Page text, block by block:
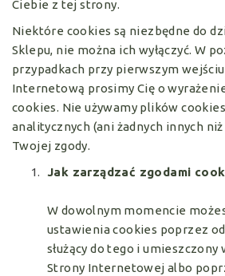
Ciebie z tej strony.
Niektóre cookies są niezbędne do
Sklepu, nie można ich wyłączyć. W
przypadkach przy pierwszym
Internetową prosimy Cię o
cookies. Nie używamy plików
analitycznych (ani żadnych innych
Twojej zgody.
Jak zarządzać zgodami
W dowolnym momencie
ustawienia cookies poprzez
służący do tego i
Strony Internetowej albo